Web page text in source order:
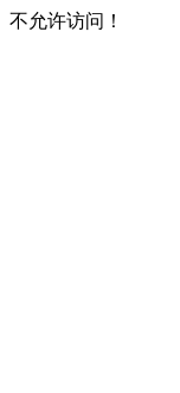
不允许访问！